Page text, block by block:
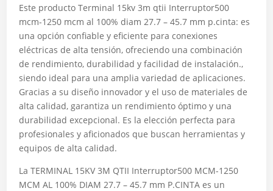
Este producto Terminal 15kv 3m qtii Interruptor500
mcm-1250 mcm al 100% diam 27.7 – 45.7 mm p.cinta: es
una opción confiable y eficiente para conexiones
eléctricas de alta tensión, ofreciendo una combinación
de rendimiento, durabilidad y facilidad de instalación.,
siendo ideal para una amplia variedad de aplicaciones.
Gracias a su diseño innovador y el uso de materiales de
alta calidad, garantiza un rendimiento óptimo y una
durabilidad excepcional. Es la elección perfecta para
profesionales y aficionados que buscan herramientas y
equipos de alta calidad.
La TERMINAL 15KV 3M QTII Interruptor500 MCM-1250
MCM AL 100% DIAM 27.7 – 45.7 mm P.CINTA es un